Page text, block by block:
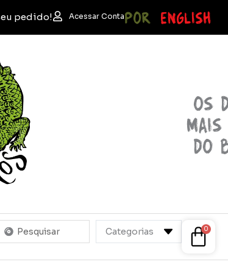
pedido! Acessar ContaPOR ENGLISH
OS
do
Pesquisar
Categorias 0
Cart